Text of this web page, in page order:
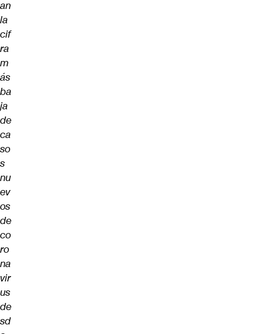
an
la
cif
ra
m
ás
ba
ja
de
ca
so
s
nu
ev
os
de
co
ro
na
vir
us
de
sd